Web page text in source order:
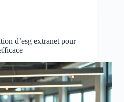
d’esg extranet pour